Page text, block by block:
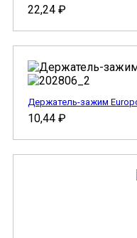
22,24 ₽
Держатель-зажим
10,44 ₽